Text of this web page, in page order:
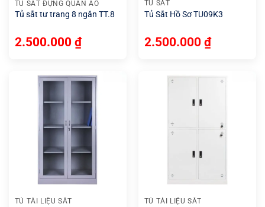
TỦ SẮT ĐỰNG QUẦN ÁO
Tủ sắt tư trang 8 ngăn TT.8
2.500.000 ₫
TỦ SẮT
Tủ Sắt Hồ Sơ TU09K3
2.500.000 ₫
TỦ TÀI LIỆU SẮT TỦ TÀI LIỆU SẮT